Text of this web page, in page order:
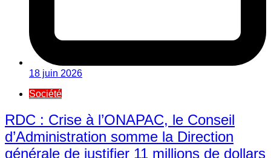
18 juin 2026
Société
RDC : Crise à l’ONAPAC, le Conseil
d’Administration somme la Direction
générale de justifier 11 millions de dollars